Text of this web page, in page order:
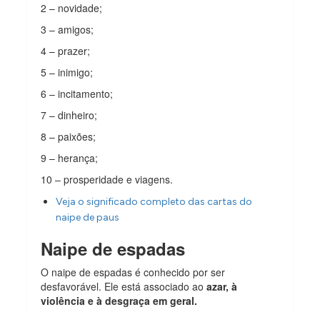
2 – novidade;
3 – amigos;
4 – prazer;
5 – inimigo;
6 – incitamento;
7 – dinheiro;
8 – paixões;
9 – herança;
10 – prosperidade e viagens.
Veja o significado completo das cartas do
naipe de paus
Naipe de espadas
O naipe de espadas é conhecido por ser
desfavorável. Ele está associado aoazar, à
violência e à desgraça em geral.